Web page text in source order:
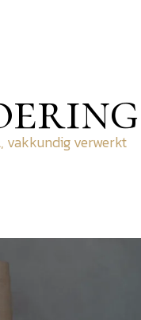
vakkundig verwerkt